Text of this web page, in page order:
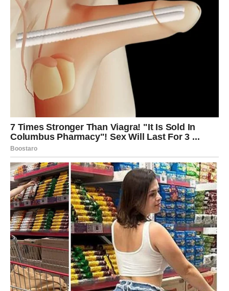
Bijelac također upozorava da zanemarivanje početnih
simptoma ili signala vlastitog tijela može dovesti do
ozbiljnih posljedica. U tom kontekstu, važno je obratiti
pažnju na emocionalne i fizičke signale koje tijelo šalje, jer
nesvjesno ignoriranje tih signala može dovesti do razvoja
ozbiljnih bolesti. Na kraju, psihoonkologinja zaključuje da
često mentalni nemir ili nesklad u životu mogu biti uzrok
mnogih bolesti, naglašavajući važnost introspekcije i
smirenosti.
Sandra Bijelac svojim savjetima daje oboljelima alat za
suočavanje s izazovima bolesti, naglašavajući važnost
unutrašnje ravnoteže i emocionalne podrške.